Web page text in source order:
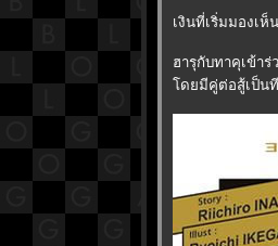
เงินที่เริ่มมองเห็
ฮารุกับทาคุเข้า
ดยมีคู่ต่อสู้เป็นที